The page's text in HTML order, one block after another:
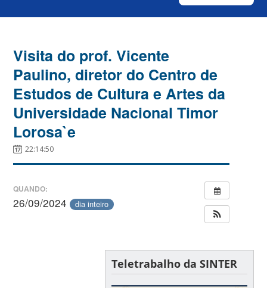
Visita do prof. Vicente
Paulino, diretor do Centro de
Estudos de Cultura e Artes da
Universidade Nacional Timor
Lorosa`e
22:14:50
QUANDO:
26/09/2024 dia inteiro
Teletrabalho da SINTER